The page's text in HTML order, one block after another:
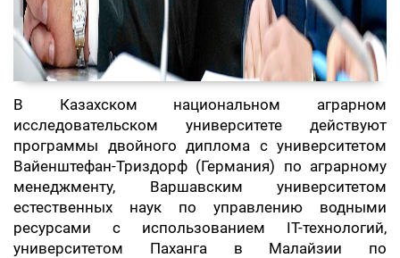
В Казахском национальном аграрном
исследовательском университете действуют
программы двойного диплома с университетом
Вайенштефан-Триздорф (Германия) по аграрному
менеджменту, Варшавским университетом
естественных наук по управлению водными
ресурсами с использованием IT-технологий,
университетом Паханга в Малайзии по